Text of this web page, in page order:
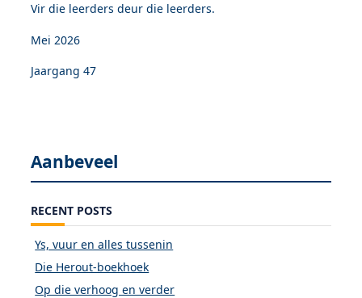
Vir die leerders deur die leerders.
Mei 2026
Jaargang 47
Aanbeveel
RECENT POSTS
Ys, vuur en alles tussenin
Die Herout-boekhoek
Op die verhoog en verder